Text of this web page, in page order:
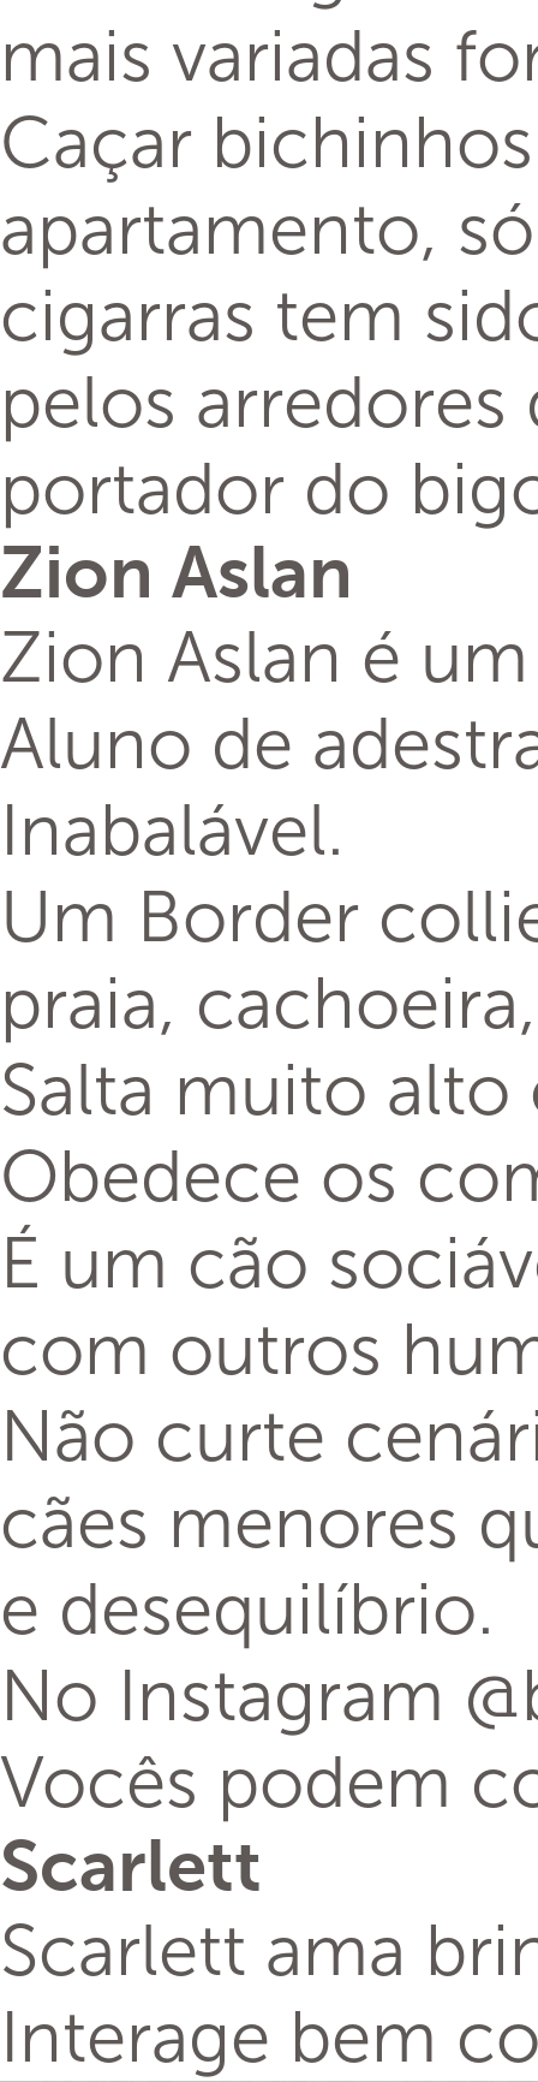
mais variadas
Caçar
apartamento,
cigarras tem
pelos
portador do
Zion Aslan
Zion Aslan é
Aluno de
Inabalável.
Um Border
praia,
Salta muito
Obedece os
É um cão
com outros
Não curte
cães menores
e desequilíbrio.
No Instagram
Vocês podem
Scarlett
Scarlett ama
Interage bem